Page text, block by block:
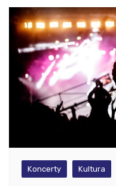
Koncerty Kultura